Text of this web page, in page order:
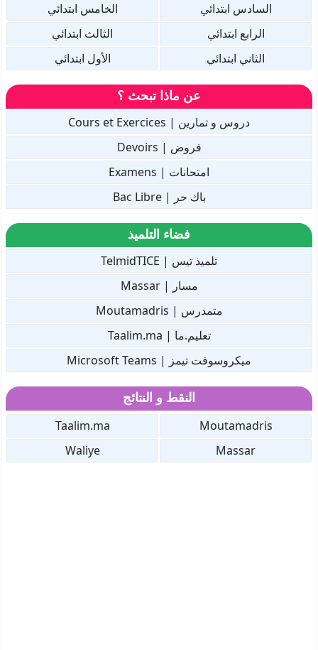
السادس ابتدائي
الخامس ابتدائي
الرابع ابتدائي
الثالث ابتدائي
الثاني ابتدائي
الأول ابتدائي
عن ماذا تبحث ؟
دروس و تمارين | Cours et Exercices
فروض | Devoirs
امتحانات | Examens
باك حر | Bac Libre
فضاء التلميذ
تلميذ تيس | TelmidTICE
مسار | Massar
متمدرس | Moutamadris
تعليم.ما | Taalim.ma
ميكروسوفت تيمز | Microsoft Teams
النقط و النتائج
Moutamadris
Taalim.ma
Massar
Waliye